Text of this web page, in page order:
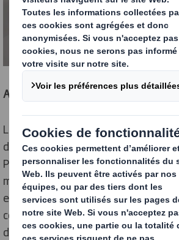
Aie confiance…
La technologie blockchain s’est
domaine monétaire pour investir de
Parmi ceux-là, le secteur agro-
manière efficace de renforcer la
et d’accélérer l’identification des
contamination : chaque acteur de la
d’approvisionnement indique, pour